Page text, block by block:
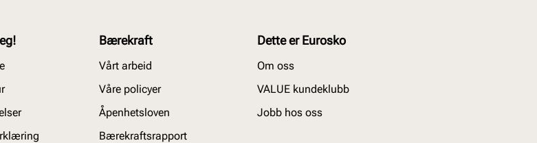
Bærekraft
Vårt arbeid
Våre policyer
Åpenhetsloven
Bærekraftsrapport
Dette er Eurosko
Om oss
VALUE kundeklubb
Jobb hos oss